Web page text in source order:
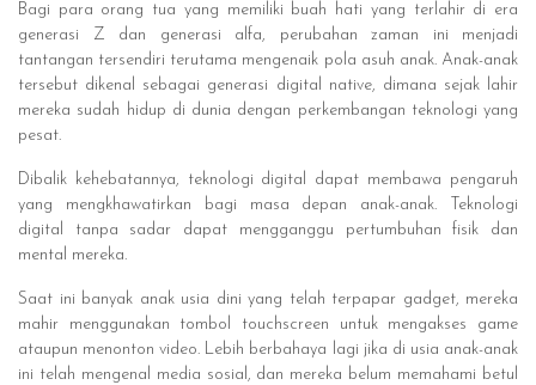
Bagi para orang tua yang memiliki buah hati yang terlahir di era
generasi Z dan generasi alfa, perubahan zaman ini menjadi
tantangan tersendiri terutama mengenaik pola asuh anak. Anak-anak
tersebut dikenal sebagai generasi digital native, dimana sejak lahir
mereka sudah hidup di dunia dengan perkembangan teknologi yang
pesat.
Dibalik kehebatannya, teknologi digital dapat membawa pengaruh
yang mengkhawatirkan bagi masa depan anak-anak. Teknologi
digital tanpa sadar dapat mengganggu pertumbuhan fisik dan
mental mereka.
Saat ini banyak anak usia dini yang telah terpapar gadget, mereka
mahir menggunakan tombol touchscreen untuk mengakses game
ataupun menonton video. Lebih berbahaya lagi jika di usia anak-anak
ini telah mengenal media sosial, dan mereka belum memahami betul